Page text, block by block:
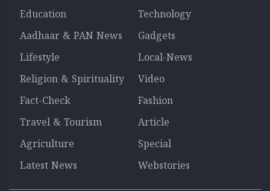
Education
Technology
Aadhaar & PAN News
Gadgets
Lifestyle
Local-News
Religion & Spirituality
Video
Fact-Check
Fashion
Travel & Tourism
Article
Agriculture
Special
Latest News
Webstories